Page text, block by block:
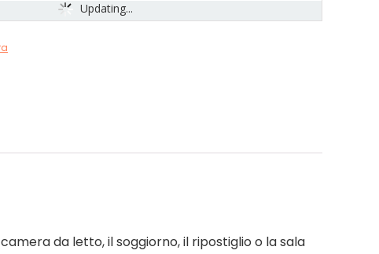
Updating...
da letto, il soggiorno, il ripostiglio o la sala